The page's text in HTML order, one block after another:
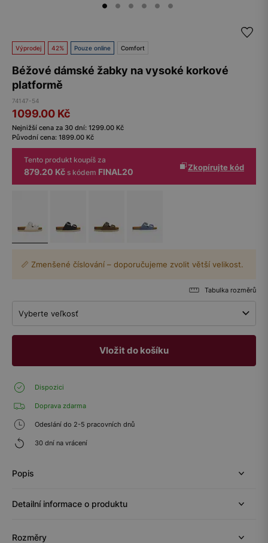
Výprodej 42% Pouze online Comfort
Béžové dámské žabky na vysoké korkové
platformě
74147-54
1099.00 Kč
Nejnižší cena za 30 dní: 1299.00 Kč
Původní cena: 1899.00 Kč
Tento produkt koupíš za
879.20 Kč s kódem FINAL20 Zkopírujte kód
📏 Zmenšené číslování – doporučujeme zvolit větší velikost.
Tabulka rozměrů
Vyberte veľkosť
Vložit do košíku
Dispozici
Doprava zdarma
Odeslání do 2-5 pracovních dnů
30 dní na vrácení
Popis
Detailní informace o produktu
Rozměry